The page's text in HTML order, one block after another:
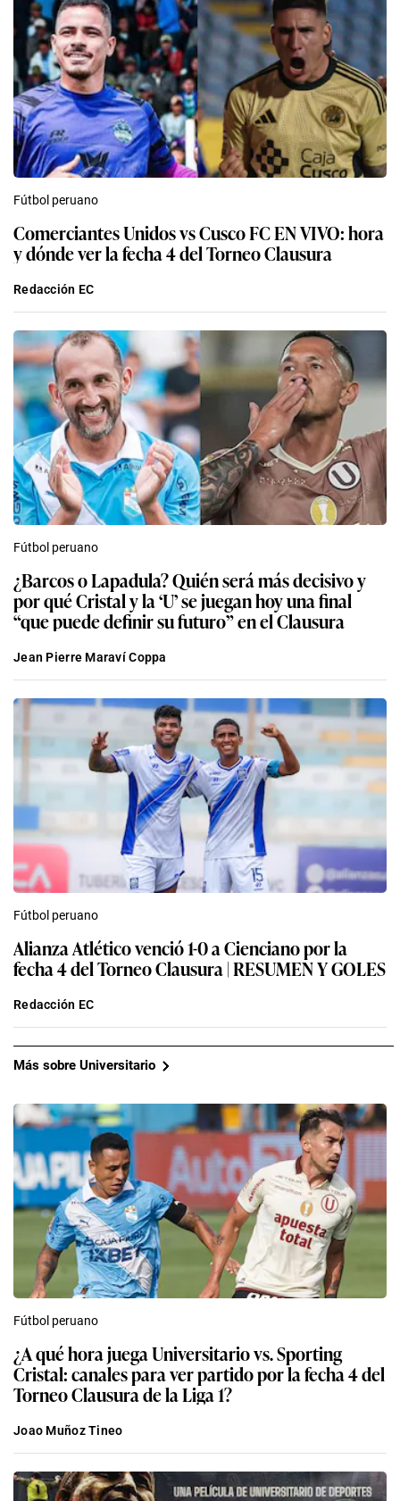
Fútbol peruano
Comerciantes Unidos vs Cusco FC EN VIVO: hora
y dónde ver la fecha 4 del Torneo Clausura
Redacción EC
Fútbol peruano
¿Barcos o Lapadula? Quién será más decisivo y
por qué Cristal y la ‘U’ se juegan hoy una final
“que puede definir su futuro” en el Clausura
Jean Pierre Maraví Coppa
Fútbol peruano
Alianza Atlético venció 1-0 a Cienciano por la
fecha 4 del Torneo Clausura | RESUMEN Y GOLES
Redacción EC
Más sobre Universitario
Fútbol peruano
¿A qué hora juega Universitario vs. Sporting
Cristal: canales para ver partido por la fecha 4 del
Torneo Clausura de la Liga 1?
Joao Muñoz Tineo